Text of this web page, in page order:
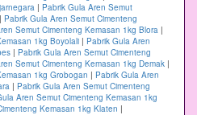
| Pabrik Gula Aren Semut
| Pabrik Gula Aren Semut Cimenteng
Semut Cimenteng Kemasan 1kg Blora |
1kg Boyolali | Pabrik Gula Aren
| Pabrik Gula Aren Semut Cimenteng
Semut Cimenteng Kemasan 1kg Demak |
1kg Grobogan | Pabrik Gula Aren
| Pabrik Gula Aren Semut Cimenteng
Aren Semut Cimenteng Kemasan 1kg
Kemasan 1kg Klaten |